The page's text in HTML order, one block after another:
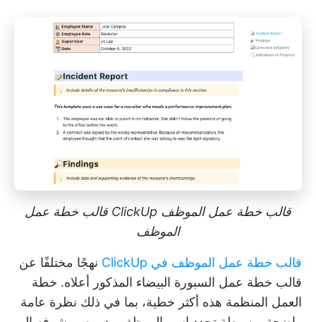
قالب خطة عمل الموظف ClickUp قالب خطة عمل
الموظف
قالب خطة عمل الموظف في ClickUp
نهجًا مختلفًا عن
قالب خطة عمل السبورة البيضاء المذكور أعلاه. خطة
العمل المنظمة هذه أكثر خطية، بما في ذلك نظرة عامة